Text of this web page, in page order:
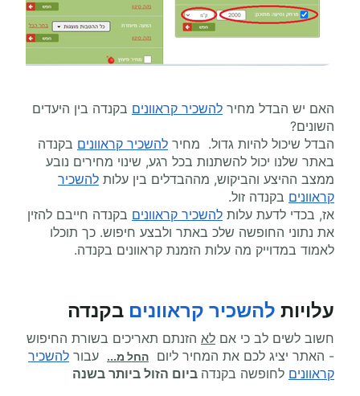
האם יש הבדל מחיר להשכיר קראוונים בקנדה בין היעדים
השונים?
הבדל שיכול להיות גדול. מחיר להשכיר קראוונים בקנדה
באתר שלנו יכול להשתנות בכל רגע, שינוי מחירים נובע
ממצב ההיצע והביקוש, מההבדלים בין עלות להשכיר
קראוונים בקנדה זול.
אז, בכדי לדעת עלות להשכיר קראוונים בקנדה חייבם להזין
את נתוני החופשה שלכ באתר ולבצע חיפוש. כך תוכלו
לאמוד במדוייק מה עלות הזמנת קראוונים בקנדה.
עלויות להשכיר קראוונים בקנדה
חשוב לשים לב כי אם לא הזנתם תאריכים בשורת החיפוש
- האתר יציג לכם את המחיר ליום החל מ... עבור להשכיר
קראוונים לחופשה בקנדה ביום הזול ביותר בשנה